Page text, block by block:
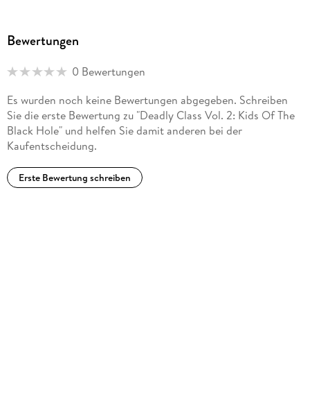
Bewertungen
0 Bewertungen
Es wurden noch keine Bewertungen abgegeben. Schreiben
Sie die erste Bewertung zu "Deadly Class Vol. 2: Kids Of The
Black Hole" und helfen Sie damit anderen bei der
Kaufentscheidung.
Erste Bewertung schreiben